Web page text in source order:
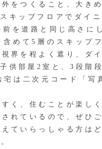
をつくること、大き
キップフロアでダイ
を道路と同じ高さに
めて5層のスキップ
界を程よく遮り、ダ
供部屋2室と、3段階
は二次元コード「写
く、住むことが楽し
れているので、ぜひ
ていらっしゃる方は